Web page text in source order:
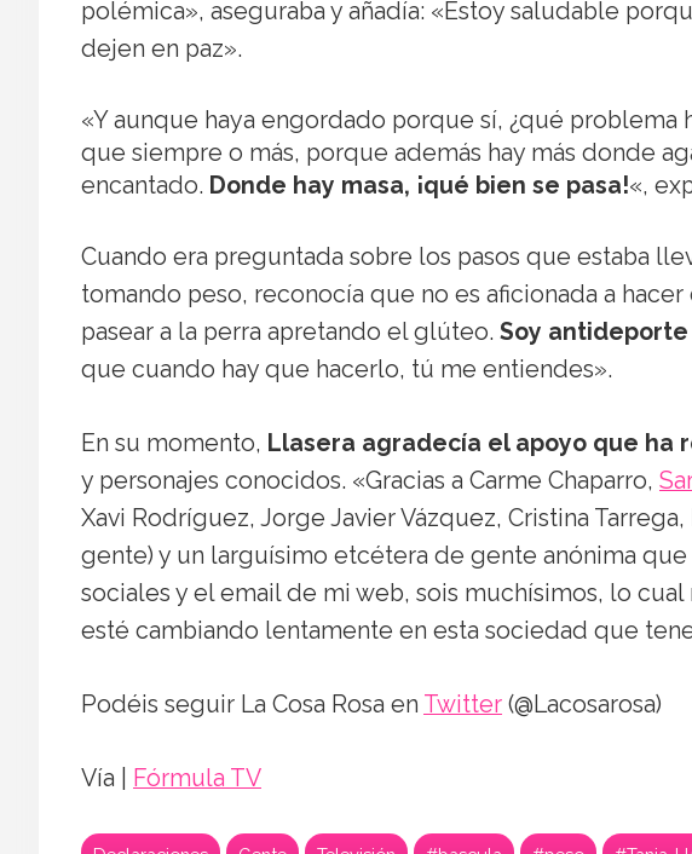
polémica», aseguraba y añadía: «Estoy saludable
dejen en paz».
«Y aunque haya engordado porque sí, ¿qué problema
que siempre o más, porque además hay más donde
encantado. Donde hay masa, ¡qué bien se pasa!«,
Cuando era preguntada sobre los pasos que estaba
tomando peso, reconocía que no es aficionada a
pasear a la perra apretando el glúteo. Soy
que cuando hay que hacerlo, tú me entiendes».
En su momento, Llasera agradecía el apoyo que ha
y personajes conocidos. «Gracias a Carme Chaparro,
Xavi Rodríguez, Jorge Javier Vázquez, Cristina
gente) y un larguísimo etcétera de gente anónima
sociales y el email de mi web, sois muchísimos, lo
esté cambiando lentamente en esta sociedad que
Podéis seguir La Cosa Rosa en Twitter (@Lacosarosa)
Vía | Fórmula TV